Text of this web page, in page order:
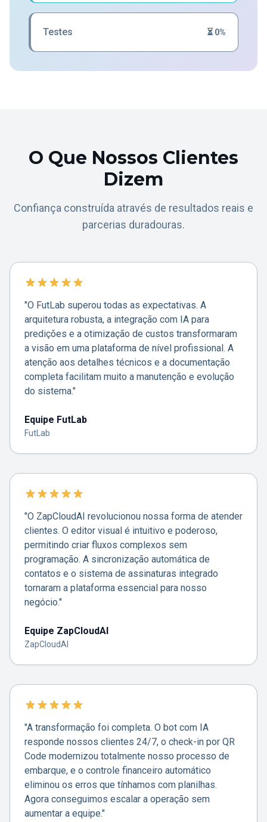
Testes ⏳ 0%
O Que Nossos Clientes
Dizem
Confiança construída através de resultados reais e
parcerias duradouras.
"O FutLab superou todas as expectativas. A
arquitetura robusta, a integração com IA para
predições e a otimização de custos transformaram
a visão em uma plataforma de nível profissional. A
atenção aos detalhes técnicos e a documentação
completa facilitam muito a manutenção e evolução
do sistema."
Equipe FutLab
FutLab
"O ZapCloudAI revolucionou nossa forma de atender
clientes. O editor visual é intuitivo e poderoso,
permitindo criar fluxos complexos sem
programação. A sincronização automática de
contatos e o sistema de assinaturas integrado
tornaram a plataforma essencial para nosso
negócio."
Equipe ZapCloudAI
ZapCloudAI
"A transformação foi completa. O bot com IA
responde nossos clientes 24/7, o check-in por QR
Code modernizou totalmente nosso processo de
embarque, e o controle financeiro automático
eliminou os erros que tínhamos com planilhas.
Agora conseguimos escalar a operação sem
aumentar a equipe."